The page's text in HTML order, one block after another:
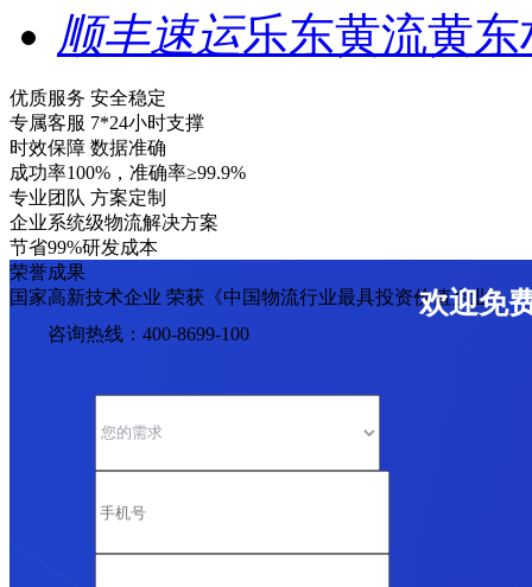
顺丰速运乐东黄流黄
优质服务 安全稳定
专属客服 7*24小时支撑
时效保障 数据准确
成功率100%，准确率≥99.9%
专业团队 方案定制
企业系统级物流解决方案
节省99%研发成本
荣誉成果
国家高新技术企业 荣获《中国物流行业最具投资价值企业》
欢迎免
咨询热线：400-8699-100